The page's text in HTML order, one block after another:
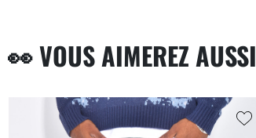
👀 VOUS AIMEREZ AUSSI